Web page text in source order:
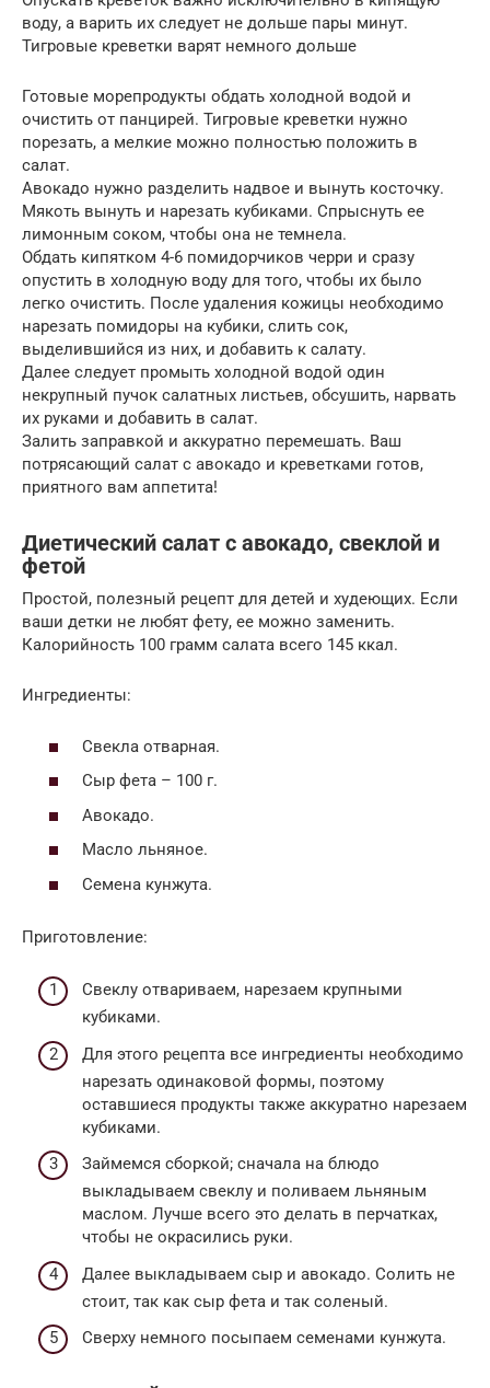
воду, а варить их следует не дольше пары минут.
Тигровые креветки варят немного дольше
Готовые морепродукты обдать холодной водой и
очистить от панцирей. Тигровые креветки нужно
порезать, а мелкие можно полностью положить в
салат.
Авокадо нужно разделить надвое и вынуть косточку.
Мякоть вынуть и нарезать кубиками. Спрыснуть ее
лимонным соком, чтобы она не темнела.
Обдать кипятком 4-6 помидорчиков черри и сразу
опустить в холодную воду для того, чтобы их было
легко очистить. После удаления кожицы необходимо
нарезать помидоры на кубики, слить сок,
выделившийся из них, и добавить к салату.
Далее следует промыть холодной водой один
некрупный пучок салатных листьев, обсушить, нарвать
их руками и добавить в салат.
Залить заправкой и аккуратно перемешать. Ваш
потрясающий салат с авокадо и креветками готов,
приятного вам аппетита!
Диетический салат с авокадо, свеклой и
фетой
Простой, полезный рецепт для детей и худеющих. Если
ваши детки не любят фету, ее можно заменить.
Калорийность 100 грамм салата всего 145 ккал.
Ингредиенты:
Свекла отварная.
Сыр фета – 100 г.
Авокадо.
Масло льняное.
Семена кунжута.
Приготовление:
Свеклу отвариваем, нарезаем крупными
кубиками.
Для этого рецепта все ингредиенты необходимо
нарезать одинаковой формы, поэтому
оставшиеся продукты также аккуратно нарезаем
кубиками.
Займемся сборкой; сначала на блюдо
выкладываем свеклу и поливаем льняным
маслом. Лучше всего это делать в перчатках,
чтобы не окрасились руки.
Далее выкладываем сыр и авокадо. Солить не
стоит, так как сыр фета и так соленый.
Сверху немного посыпаем семенами кунжута.